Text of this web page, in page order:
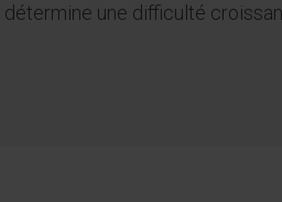
une difficulté